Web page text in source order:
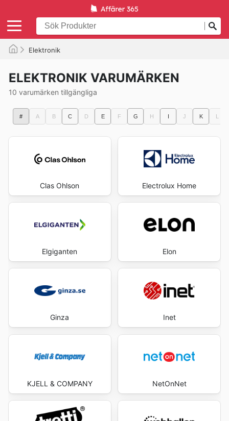
Elektronik
ELEKTRONIK VARUMÄRKEN
10 varumärken tillgängliga
# A B C D E F G H I J K L
Clas Ohlson Electrolux Home
Elgiganten Elon
Ginza Inet
KJELL & COMPANY NetOnNet